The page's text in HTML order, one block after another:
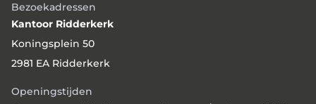
woningen van Havensteder wordt
Wooncompas ook actief op Rotterdam-Zuid,
in de wijken Lombardijen en Vreewijk. Op 9
juli 2026 ondertekenden bestuurders van
taakoverdracht.
Bezoekadressen
Kantoor Ridderkerk
Koningsplein 50
2981 EA Ridderkerk
Openingstijden